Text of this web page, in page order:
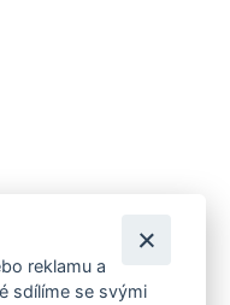
akce?
reklamu a
sdílíme se svými